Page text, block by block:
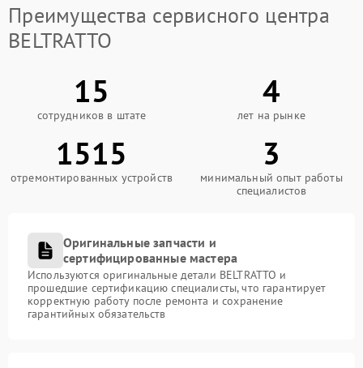
Преимущества сервисного центра
BELTRATTO
15
сотрудников в штате
4
лет на рынке
1515
отремонтированных устройств
3
минимальный опыт работы
специалистов
Оригинальные запчасти и
сертифицированные мастера
Используются оригинальные детали BELTRATTO и
прошедшие сертификацию специалисты, что гарантирует
корректную работу после ремонта и сохранение
гарантийных обязательств